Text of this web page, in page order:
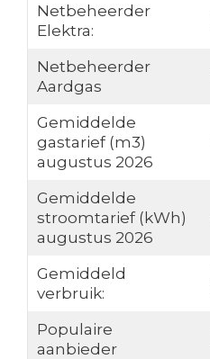
Netbeheerder
Elektra:
Netbeheerder
Aardgas
Gemiddelde
gastarief (m3)
augustus 2026
Gemiddelde
stroomtarief (kWh)
augustus 2026
Gemiddeld
verbruik:
Populaire
aanbieder